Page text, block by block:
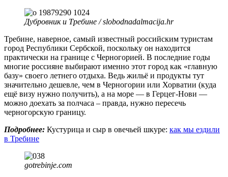
Дубровник и Требине / slobodnadalmacija.hr
Требине, наверное, самый известный российским туристам
город Республики Сербской, поскольку он находится
практически на границе с Черногорией. В последние годы
многие россияне выбирают именно этот город как «главную
базу» своего летнего отдыха. Ведь жильё и продукты тут
значительно дешевле, чем в Черногории или Хорватии (куда
ещё визу нужно получить), а на море — в Герцег-Нови —
можно доехать за полчаса – правда, нужно пересечь
черногорскую границу.
Подробнее: Кустурица и сыр в овечьей шкуре: как мы ездили
в Требине
gotrebinje.com